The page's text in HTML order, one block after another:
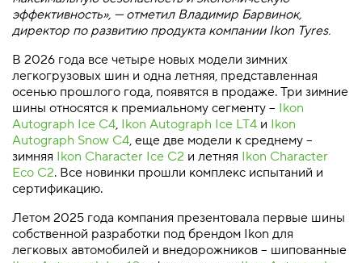
эффективность», — отметил Владимир Барвинок,
директор по развитию продукта компании Ikon Tyres.
В 2026 года все четыре новых модели зимних
легкогрузовых шин и одна летняя, представленная
осенью прошлого года, появятся в продаже. Три зимние
шины относятся к премиальному сегменту – Ikon
Autograph Ice C4, Ikon Autograph Ice LT4 и Ikon
Autograph Snow C4, еще две модели к среднему –
зимняя Ikon Character Ice C2 и летняя Ikon Character
Eco C2. Все новинки прошли комплекс испытаний и
сертификацию.
Летом 2025 года компания презентовала первые шины
собственной разработки под брендом Ikon для
легковых автомобилей и внедорожников – шипованные